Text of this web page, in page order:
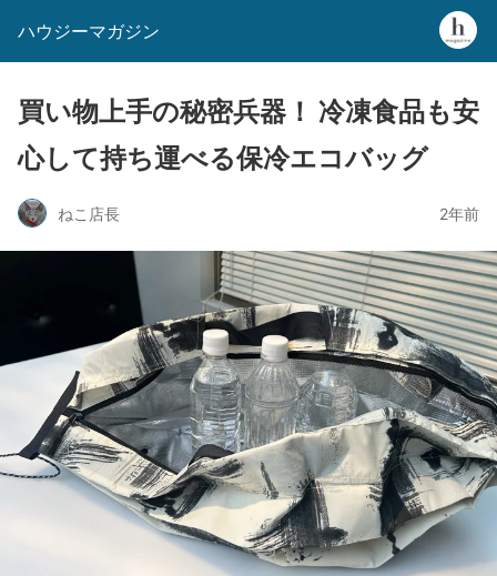
ハウジーマガジン
買い物上手の秘密兵器！ 冷凍食品も安
心して持ち運べる保冷エコバッグ
ねこ店長 2年前